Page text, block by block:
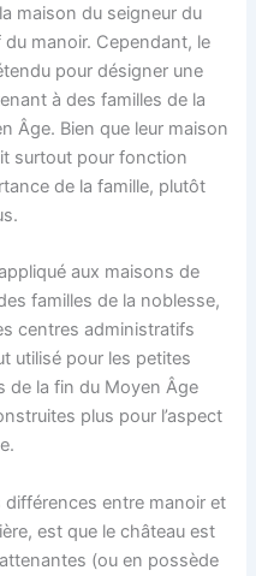
maison du seigneur du
manoir. Cependant, le
pour désigner une
à des familles de la
Âge. Bien que leur maison
surtout pour fonction
de la famille, plutôt
aux maisons de
familles de la noblesse,
centres administratifs
utilisé pour les petites
de la fin du Moyen Âge
plus pour l’aspect
différences entre manoir et
est que le château est
(ou en possède